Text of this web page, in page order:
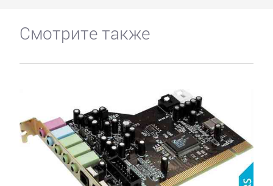
Смотрите также